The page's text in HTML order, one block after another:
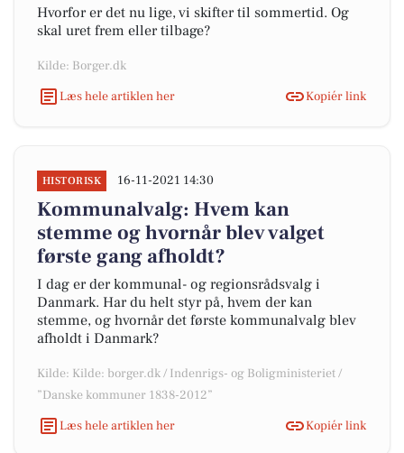
Hvorfor er det nu lige, vi skifter til sommertid. Og
skal uret frem eller tilbage?
Kilde: Borger.dk
Læs hele artiklen her
Kopiér link
HISTORISK 16-11-2021 14:30
Kommunalvalg: Hvem kan
stemme og hvornår blev valget
første gang afholdt?
I dag er der kommunal- og regionsrådsvalg i
Danmark. Har du helt styr på, hvem der kan
stemme, og hvornår det første kommunalvalg blev
afholdt i Danmark?
Kilde: Kilde: borger.dk / Indenrigs- og Boligministeriet /
”Danske kommuner 1838-2012”
Læs hele artiklen her
Kopiér link